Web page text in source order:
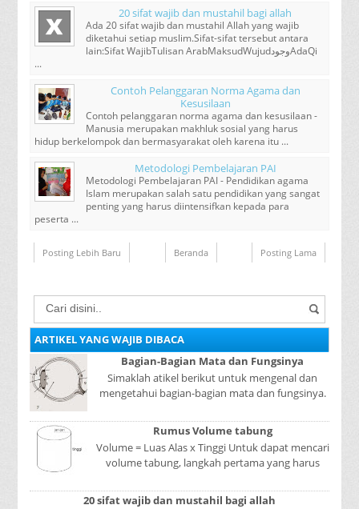
20 sifat wajib dan mustahil bagi allah
Ada 20 sifat wajib dan mustahil Allah yang wajib
diketahui setiap muslim.Sifat-sifat tersebut antara
lain:Sifat WajibTulisan ArabMaksudWujudﻭﺟﻮﺩAdaQi
...
Contoh Pelanggaran Norma Agama dan
Kesusilaan
Contoh pelanggaran norma agama dan kesusilaan -
Manusia merupakan makhluk sosial yang harus
hidup berkelompok dan bermasyarakat oleh karena itu ...
Metodologi Pembelajaran PAI
Metodologi Pembelajaran PAI - Pendidikan agama
Islam merupakan salah satu pendidikan yang sangat
penting yang harus diintensifkan kepada para
peserta ...
Posting Lebih Baru Posting Lama
Beranda
ARTIKEL YANG WAJIB DIBACA
Bagian-Bagian Mata dan Fungsinya
Simaklah atikel berikut untuk mengenal dan
mengetahui bagian-bagian mata dan fungsinya.
mer...
Rumus Volume tabung
Volume = Luas Alas x Tinggi Untuk dapat mencari
volume tabung, langkah pertama yang harus
tabun...
20 sifat wajib dan mustahil bagi allah